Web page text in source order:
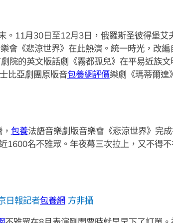
。11月30日至12月3日，俄羅斯圣彼得堡艾
會《悲涼世界》在此熱演。統一時光，改編
院的英文版話劇《霧都孤兒》在平易近族文
比亞劇團原版音包養網評價樂劇《瑪蒂爾達
包養法語音樂劇版音樂會《悲涼世界》完
1600名不雅眾。年夜幕三次拉上，又不得
日報記者包養網 方非攝